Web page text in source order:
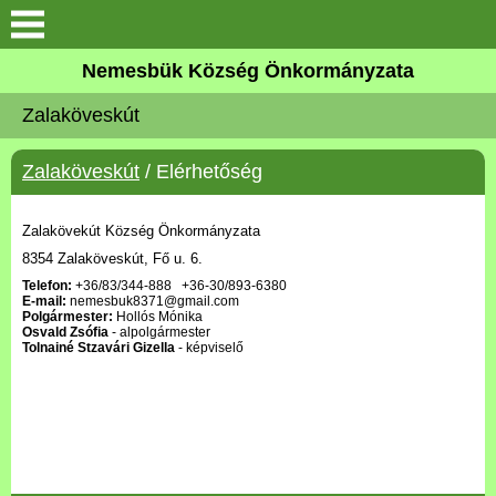
Keresés
Önkormányzat
Közös Önkormányzati
Hivatal
Zalaköveskút
Művelődési ház
Elérhetőség
Program
Nemesbük Község Önkormányzata
Zalaköveskút
Zalaköveskút / Elérhetőség
Zalakövekút Község Önkormányzata
8354 Zalaköveskút, Fő u. 6.
Telefon: +36/83/344-888 +36-30/893-6380
E-mail: nemesbuk8371@gmail.com
Polgármester: Hollós Mónika
Osvald Zsófia - alpolgármester
Tolnainé Stzavári Gizella - képviselő